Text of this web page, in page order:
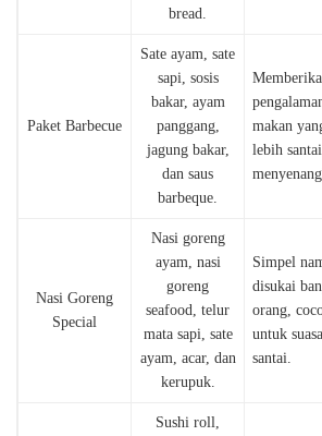
bread.
Paket Barbecue
Sate ayam, sate
sapi, sosis
bakar, ayam
panggang,
jagung bakar,
dan saus
barbeque.
makan
lebih
Nasi Goreng
Special
Nasi goreng
ayam, nasi
goreng
seafood, telur
mata sapi, sate
ayam, acar, dan
kerupuk.
Simpel
disukai
orang,
untuk
santai.
Sushi roll,